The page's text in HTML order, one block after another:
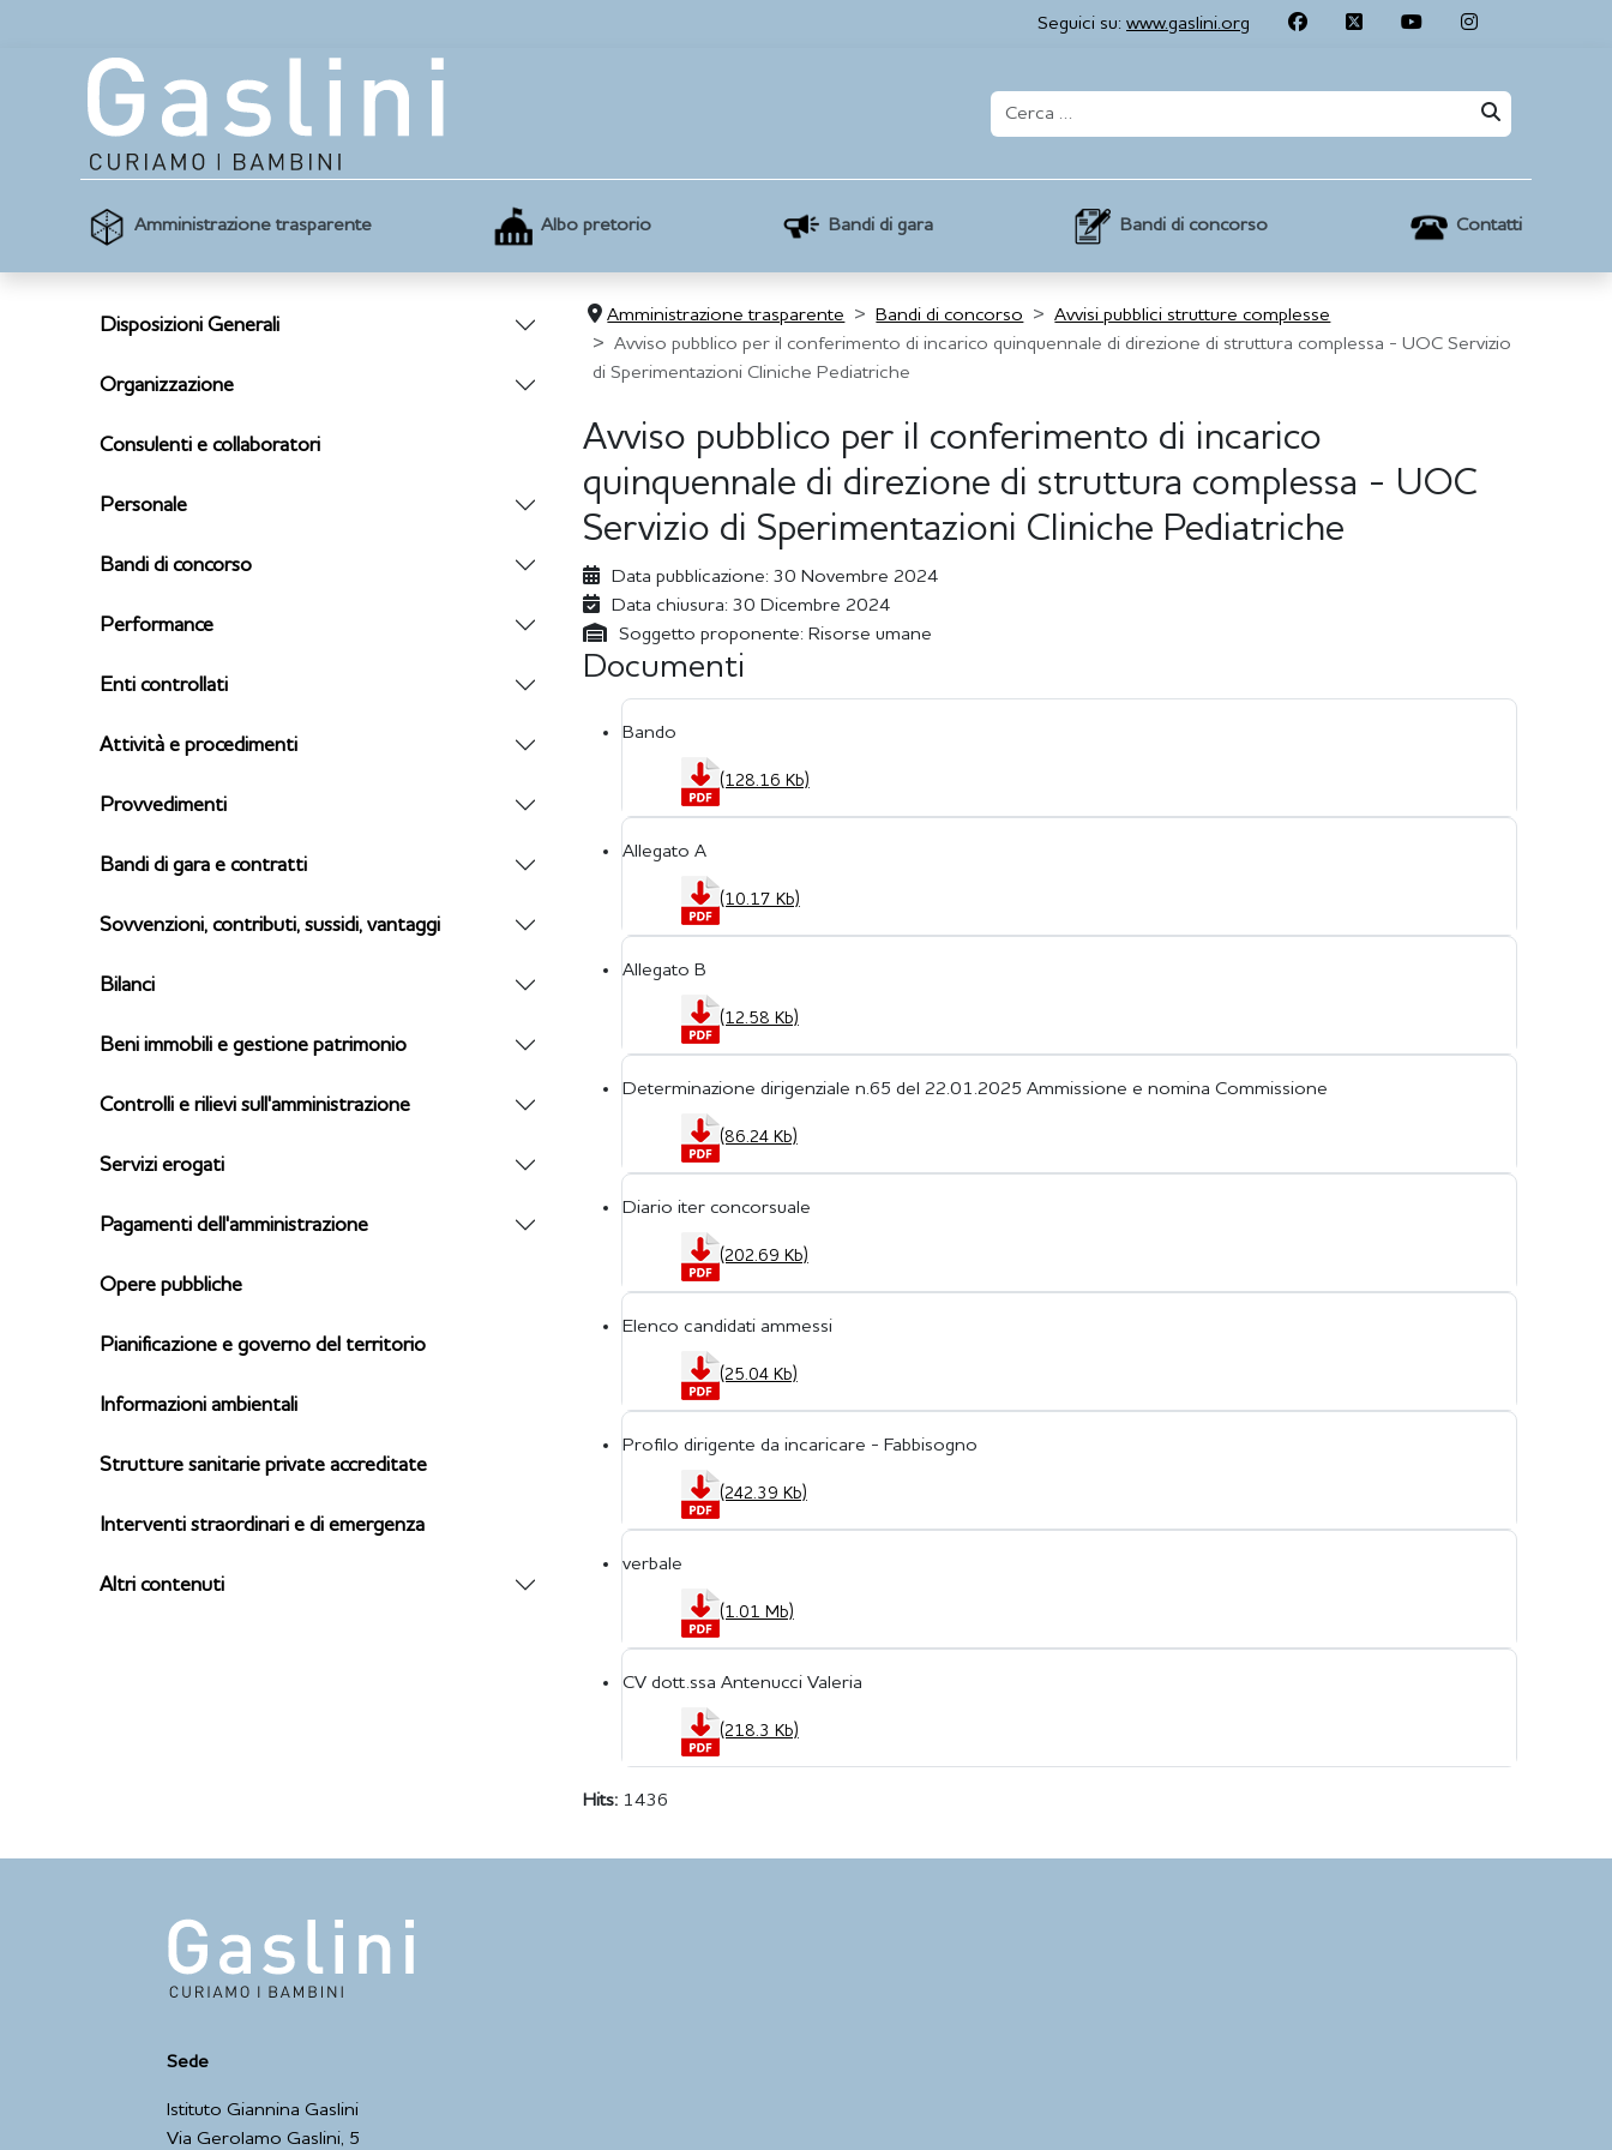
Seguici su: www.gaslini.org
Amministrazione trasparente Albo pretorio Bandi di gara Bandi di concorso Contatti
Disposizioni Generali
Organizzazione
Consulenti e collaboratori
Personale
Bandi di concorso
Performance
Enti controllati
Attività e procedimenti
Provvedimenti
Bandi di gara e contratti
Sovvenzioni, contributi, sussidi, vantaggi
Bilanci
Beni immobili e gestione patrimonio
Controlli e rilievi sull'amministrazione
Servizi erogati
Pagamenti dell'amministrazione
Opere pubbliche
Pianificazione e governo del territorio
Informazioni ambientali
Strutture sanitarie private accreditate
Interventi straordinari e di emergenza
Altri contenuti
Amministrazione trasparente Bandi di concorso
Avvisi pubblici strutture complesse
Avviso pubblico per il conferimento di incarico quinquennale di direzione di struttura complessa - UOC Servizio
di Sperimentazioni Cliniche Pediatriche
Avviso pubblico per il conferimento di incarico
quinquennale di direzione di struttura complessa - UOC
Servizio di Sperimentazioni Cliniche Pediatriche
Data pubblicazione: 30 Novembre 2024
Data chiusura: 30 Dicembre 2024
Soggetto proponente: Risorse umane
Documenti
Bando
(128.16 Kb)
Allegato A
(10.17 Kb)
Allegato B
(12.58 Kb)
Determinazione dirigenziale n.65 del 22.01.2025 Ammissione e nomina Commissione
(86.24 Kb)
Diario iter concorsuale
(202.69 Kb)
Elenco candidati ammessi
(25.04 Kb)
Profilo dirigente da incaricare - Fabbisogno
(242.39 Kb)
verbale
(1.01 Mb)
CV dott.ssa Antenucci Valeria
(218.3 Kb)
Hits: 1436
Sede
Istituto Giannina Gaslini
Via Gerolamo Gaslini, 5